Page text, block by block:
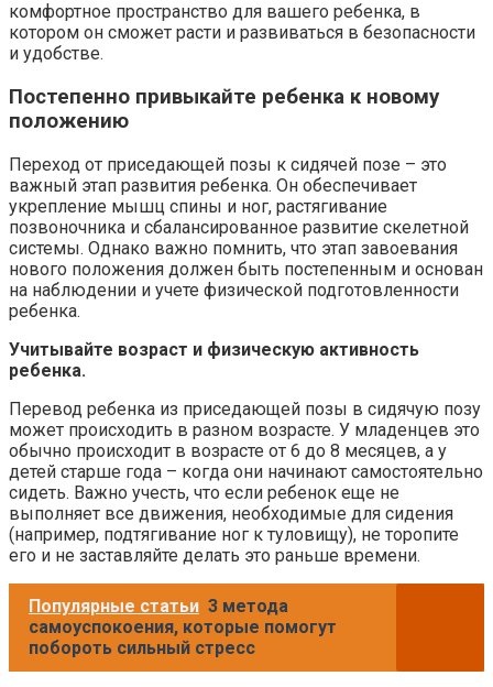
комфортное пространство для вашего ребенка, в
котором он сможет расти и развиваться в безопасности
и удобстве.
Постепенно привыкайте ребенка к новому
положению
Переход от приседающей позы к сидячей позе – это
важный этап развития ребенка. Он обеспечивает
укрепление мышц спины и ног, растягивание
позвоночника и сбалансированное развитие скелетной
системы. Однако важно помнить, что этап завоевания
нового положения должен быть постепенным и основан
на наблюдении и учете физической подготовленности
ребенка.
Учитывайте возраст и физическую активность
ребенка.
Перевод ребенка из приседающей позы в сидячую позу
может происходить в разном возрасте. У младенцев это
обычно происходит в возрасте от 6 до 8 месяцев, а у
детей старше года – когда они начинают самостоятельно
сидеть. Важно учесть, что если ребенок еще не
выполняет все движения, необходимые для сидения
(например, подтягивание ног к туловищу), не торопите
его и не заставляйте делать это раньше времени.
Популярные статьи 3 метода
самоуспокоения, которые помогут
побороть сильный стресс